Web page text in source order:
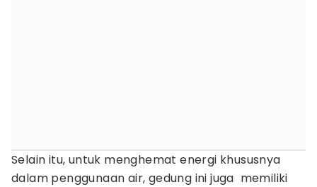
Selain itu, untuk menghemat energi khususnya
dalam penggunaan air, gedung ini juga memiliki